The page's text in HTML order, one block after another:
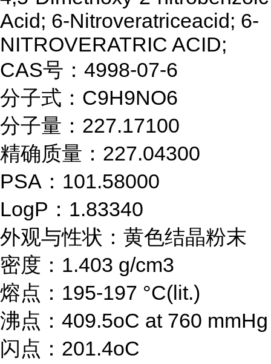
Acid; 6-Nitroveratriceacid; 6-
NITROVERATRIC ACID;
CAS号：4998-07-6
分子式：C9H9NO6
分子量：227.17100
精确质量：227.04300
PSA：101.58000
LogP：1.83340
外观与性状：黄色结晶粉末
密度：1.403 g/cm3
熔点：195-197 °C(lit.)
沸点：409.5oC at 760 mmHg
闪点：201.4oC